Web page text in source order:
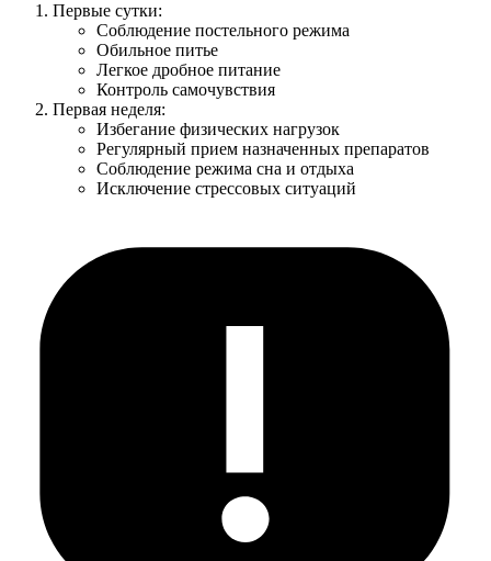
Первые сутки:
Соблюдение постельного режима
Обильное питье
Легкое дробное питание
Контроль самочувствия
Первая неделя:
Избегание физических нагрузок
Регулярный прием назначенных препаратов
Соблюдение режима сна и отдыха
Исключение стрессовых ситуаций